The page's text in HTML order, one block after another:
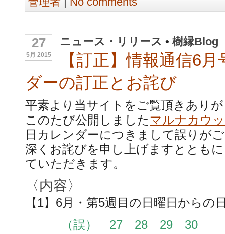
27
5月 2015
ニュース・リリース • 樹縁Blog
【訂正】情報通信6
ダーの訂正とお詫び
平素より当サイトをご覧頂きあり
このたび公開しましたマルナカウ
日カレンダーにつきまして誤りが
深くお詫びを申し上げますととも
ていただきます。
〈内容〉
【1】6月・第5週目の日曜日からの
（誤） 27 28 29 30